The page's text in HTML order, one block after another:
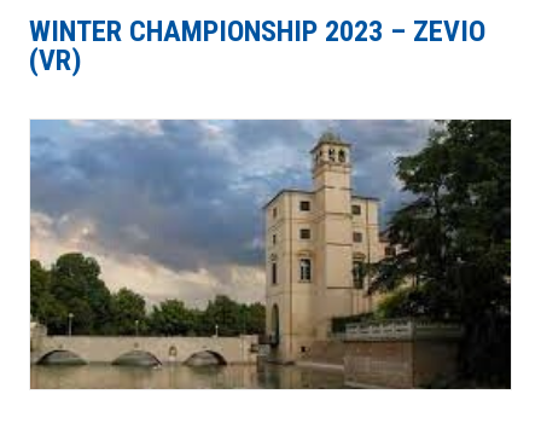
RICERCA
WINTER CHAMPIONSHIP 2023 – ZEVIO
(VR)